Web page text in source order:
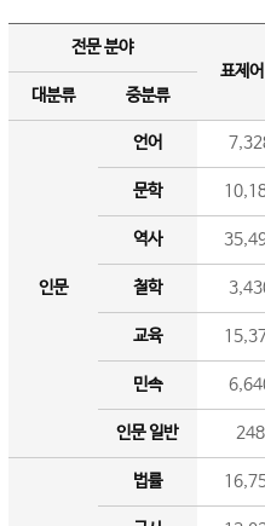
전문 분야
표제
대분류
중분류
인문
언어
문학
역사
철학
교육
민속
인문 일반 248
법률